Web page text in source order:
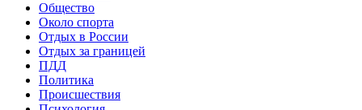
Общество
Около спорта
Отдых в России
Отдых за границей
ПДД
Политика
Происшествия